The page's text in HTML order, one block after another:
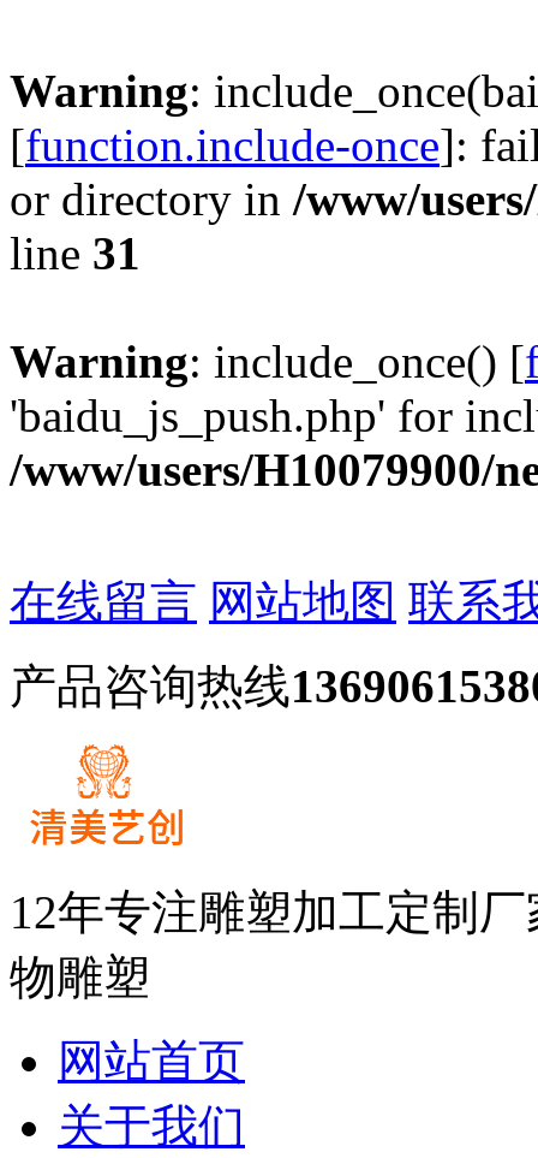
Warning:
[function.include-once]:
or directory in /www/
line 31
Warning: include_once() [
'baidu_js_push.php' for
/www/users/H10079900/
在线留言 网站地图 联系
产品咨询热线
12年专注雕塑加工定制
物雕塑
网站首页
关于我们